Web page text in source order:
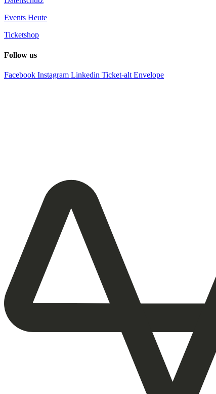
Events Heute
Ticketshop
Follow us
Facebook Instagram Linkedin Ticket-alt Envelope